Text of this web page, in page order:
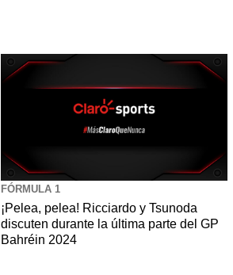
FÓRMULA 1
¡Pelea, pelea! Ricciardo y Tsunoda
discuten durante la última parte del GP
Bahréin 2024